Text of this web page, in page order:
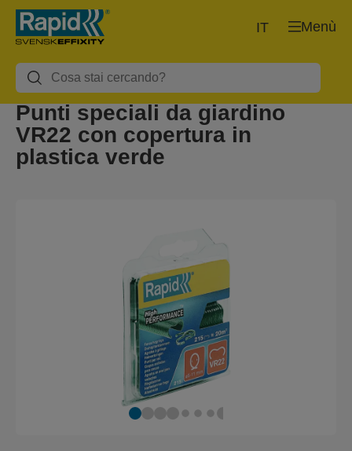
Menù
IT
Punti speciali da giardino
VR22 con copertura in
plastica verde